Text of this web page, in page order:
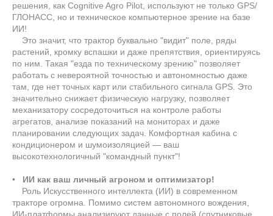
решения, как Cognitive Agro Pilot, используют не только GPS/
ГЛОНАСС, но и техническое компьютерное зрение на базе
ИИ!
Это значит, что трактор буквально "видит" поле, ряды
растений, кромку вспашки и даже препятствия, ориентируясь
по ним. Такая "езда по техническому зрению" позволяет
работать с невероятной точностью и автономностью даже
там, где нет точных карт или стабильного сигнала GPS. Это
значительно снижает физическую нагрузку, позволяет
механизатору сосредоточиться на контроле работы
агрегатов, анализе показаний на мониторах и даже
планировании следующих задач. Комфортная кабина с
кондиционером и шумоизоляцией — ваш
высокотехнологичный "командный пункт"!
• ИИ как ваш личный агроном и оптимизатор!
Роль Искусственного интеллекта (ИИ) в современном
тракторе огромна. Помимо систем автономного вождения,